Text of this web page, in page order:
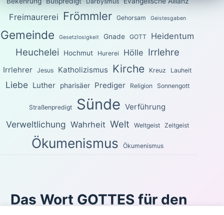
Freimaurerei Frömmler Gehorsam Geistesgaben
Gemeinde Gesetzlosigkeit Gnade GOTT Heidentum
Heuchelei Hochmut Hurerei Hölle Irrlehre
Irrlehrer Jesus Katholizismus Kirche Kreuz Lauheit
Liebe Luther pharisäer Prediger Religion Sonnengott
Straßenpredigt Sünde Verführung
Verweltlichung Wahrheit Welt Weltgeist Zeitgeist
Ökumenismus Ökumenismus
Das Wort GOTTES für den